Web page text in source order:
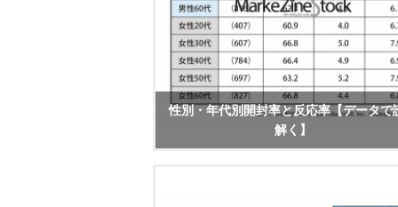
性別・年代別開封率と反応率【データで
解く】